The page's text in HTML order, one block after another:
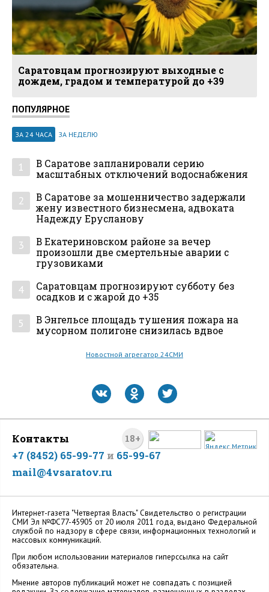
Саратовцам прогнозируют выходные с
дождем, градом и температурой до +39
ПОПУЛЯРНОЕ
ЗА 24 ЧАСА ЗА НЕДЕЛЮ
1
В Саратове запланировали серию
масштабных отключений водоснабжения
2
В Саратове за мошенничество задержали
жену известного бизнесмена, адвоката
Надежду Ерусланову
3
В Екатериновском районе за вечер
произошли две смертельные аварии с
грузовиками
4
Саратовцам прогнозируют субботу без
осадков и с жарой до +35
5
В Энгельсе площадь тушения пожара на
мусорном полигоне снизилась вдвое
Новостной агрегатор 24СМИ
18+
Контакты
+7 (8452) 65-99-77 и 65-99-67
mail@4vsaratov.ru
Интернет-газета "Четвертая Власть" Cвидетельство о регистрации
СМИ Эл №ФС77-45905 от 20 июля 2011 года, выдано Федеральной
службой по надзору в сфере связи, информационных технологий и
массовых коммуникаций.
При любом использовании материалов гиперссылка на сайт
обязательна.
Мнение авторов публикаций может не совпадать с позицией